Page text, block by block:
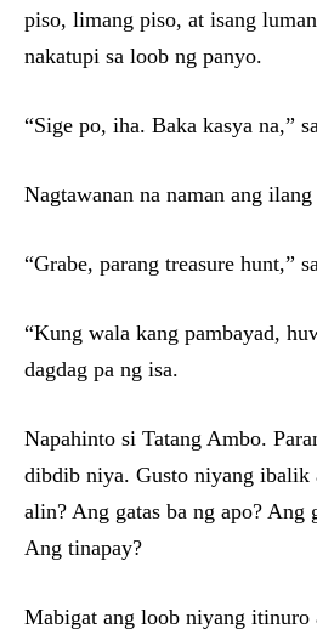
piso, limang piso, at isang
nakatupi sa loob ng panyo.
“Sige po, iha. Baka kasya na,”
Nagtawanan na naman ang
“Grabe, parang treasure hunt,”
“Kung wala kang pambayad,
dagdag pa ng isa.
Napahinto si Tatang Ambo.
dibdib niya. Gusto niyang ibalik
alin? Ang gatas ba ng apo? Ang
Ang tinapay?
Mabigat ang loob niyang itinuro